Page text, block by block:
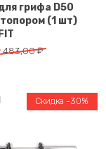
₽.
грифа D50
(1 шт)
483,00₽цена
338,10 ₽.
Скидка -30%